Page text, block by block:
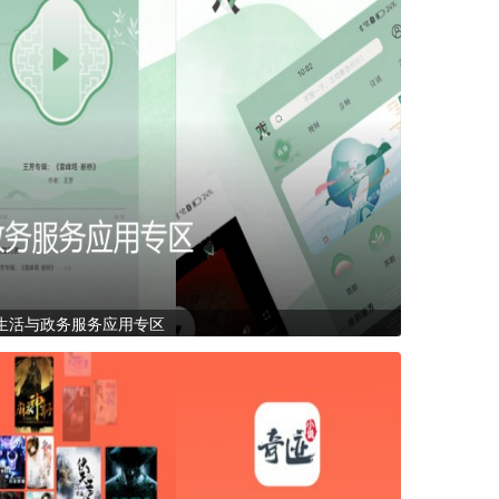
活与政务服务应用专区